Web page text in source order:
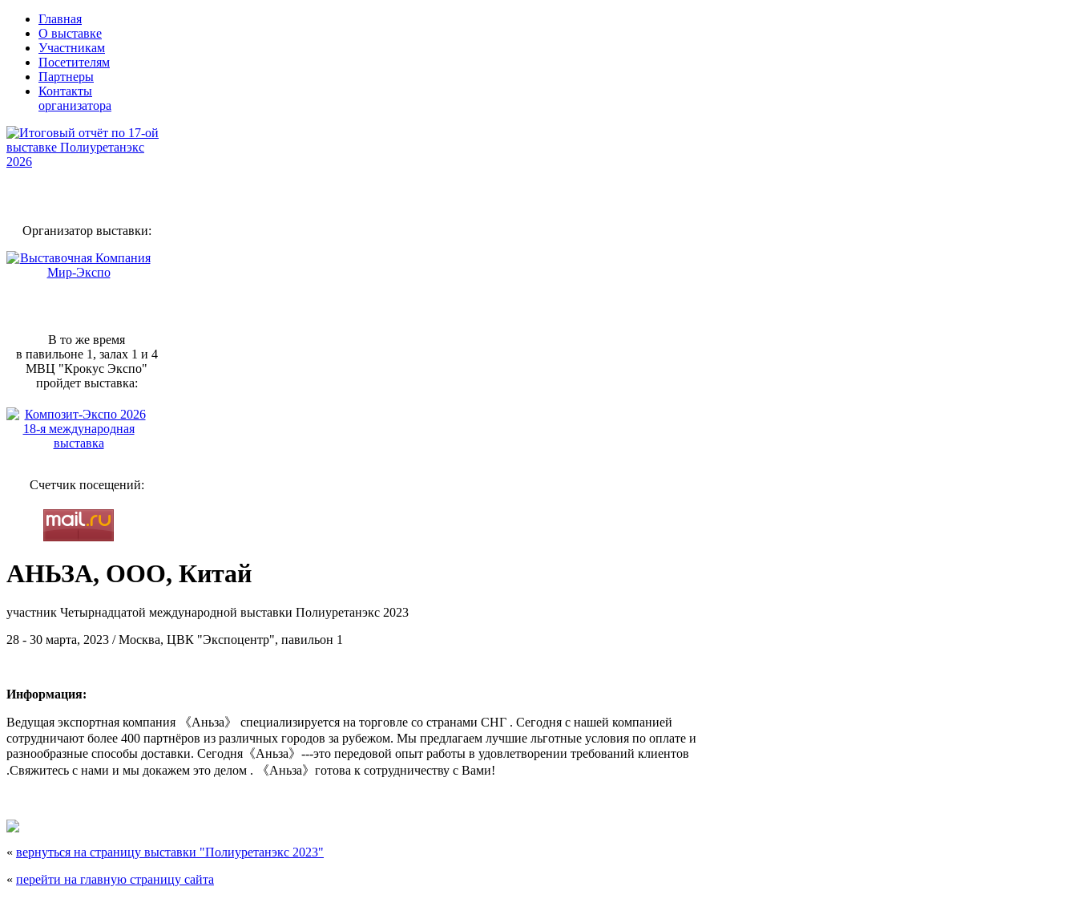
Главная
О выставке
Участникам
Посетителям
Партнеры
Контакты
организатора
Организатор выставки:
В то же время
в павильоне 1, залах 1 и 4
МВЦ "Крокус Экспо"
пройдет выставка:
Счетчик посещений:
АНЬЗА, ООО, Китай
участник Четырнадцатой международной выставки Полиуретанэкс 2023
28 - 30 марта, 2023 / Москва, ЦВК "Экспоцентр", павильон 1
Информация:
Ведущая экспортная компания 《Аньза》 специализируется на торговле со странами СНГ . Сегодня с нашей компанией
сотрудничают более 400 партнёров из различных городов за рубежом. Мы предлагаем лучшие льготные условия по оплате и
разнообразные способы доставки. Сегодня《Аньза》---это передовой опыт работы в удовлетворении требований клиентов
.Свяжитесь с нами и мы докажем это делом . 《Аньза》готова к сотрудничеству с Вами!
« вернуться на страницу выставки "Полиуретанэкс 2023"
« перейти на главную страницу сайта